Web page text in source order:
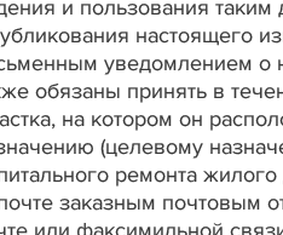
и пользования таким
настоящего
уведомлением о
обязаны принять в
на котором он
(целевому
ремонта
заказным почтовым
или факсимильной